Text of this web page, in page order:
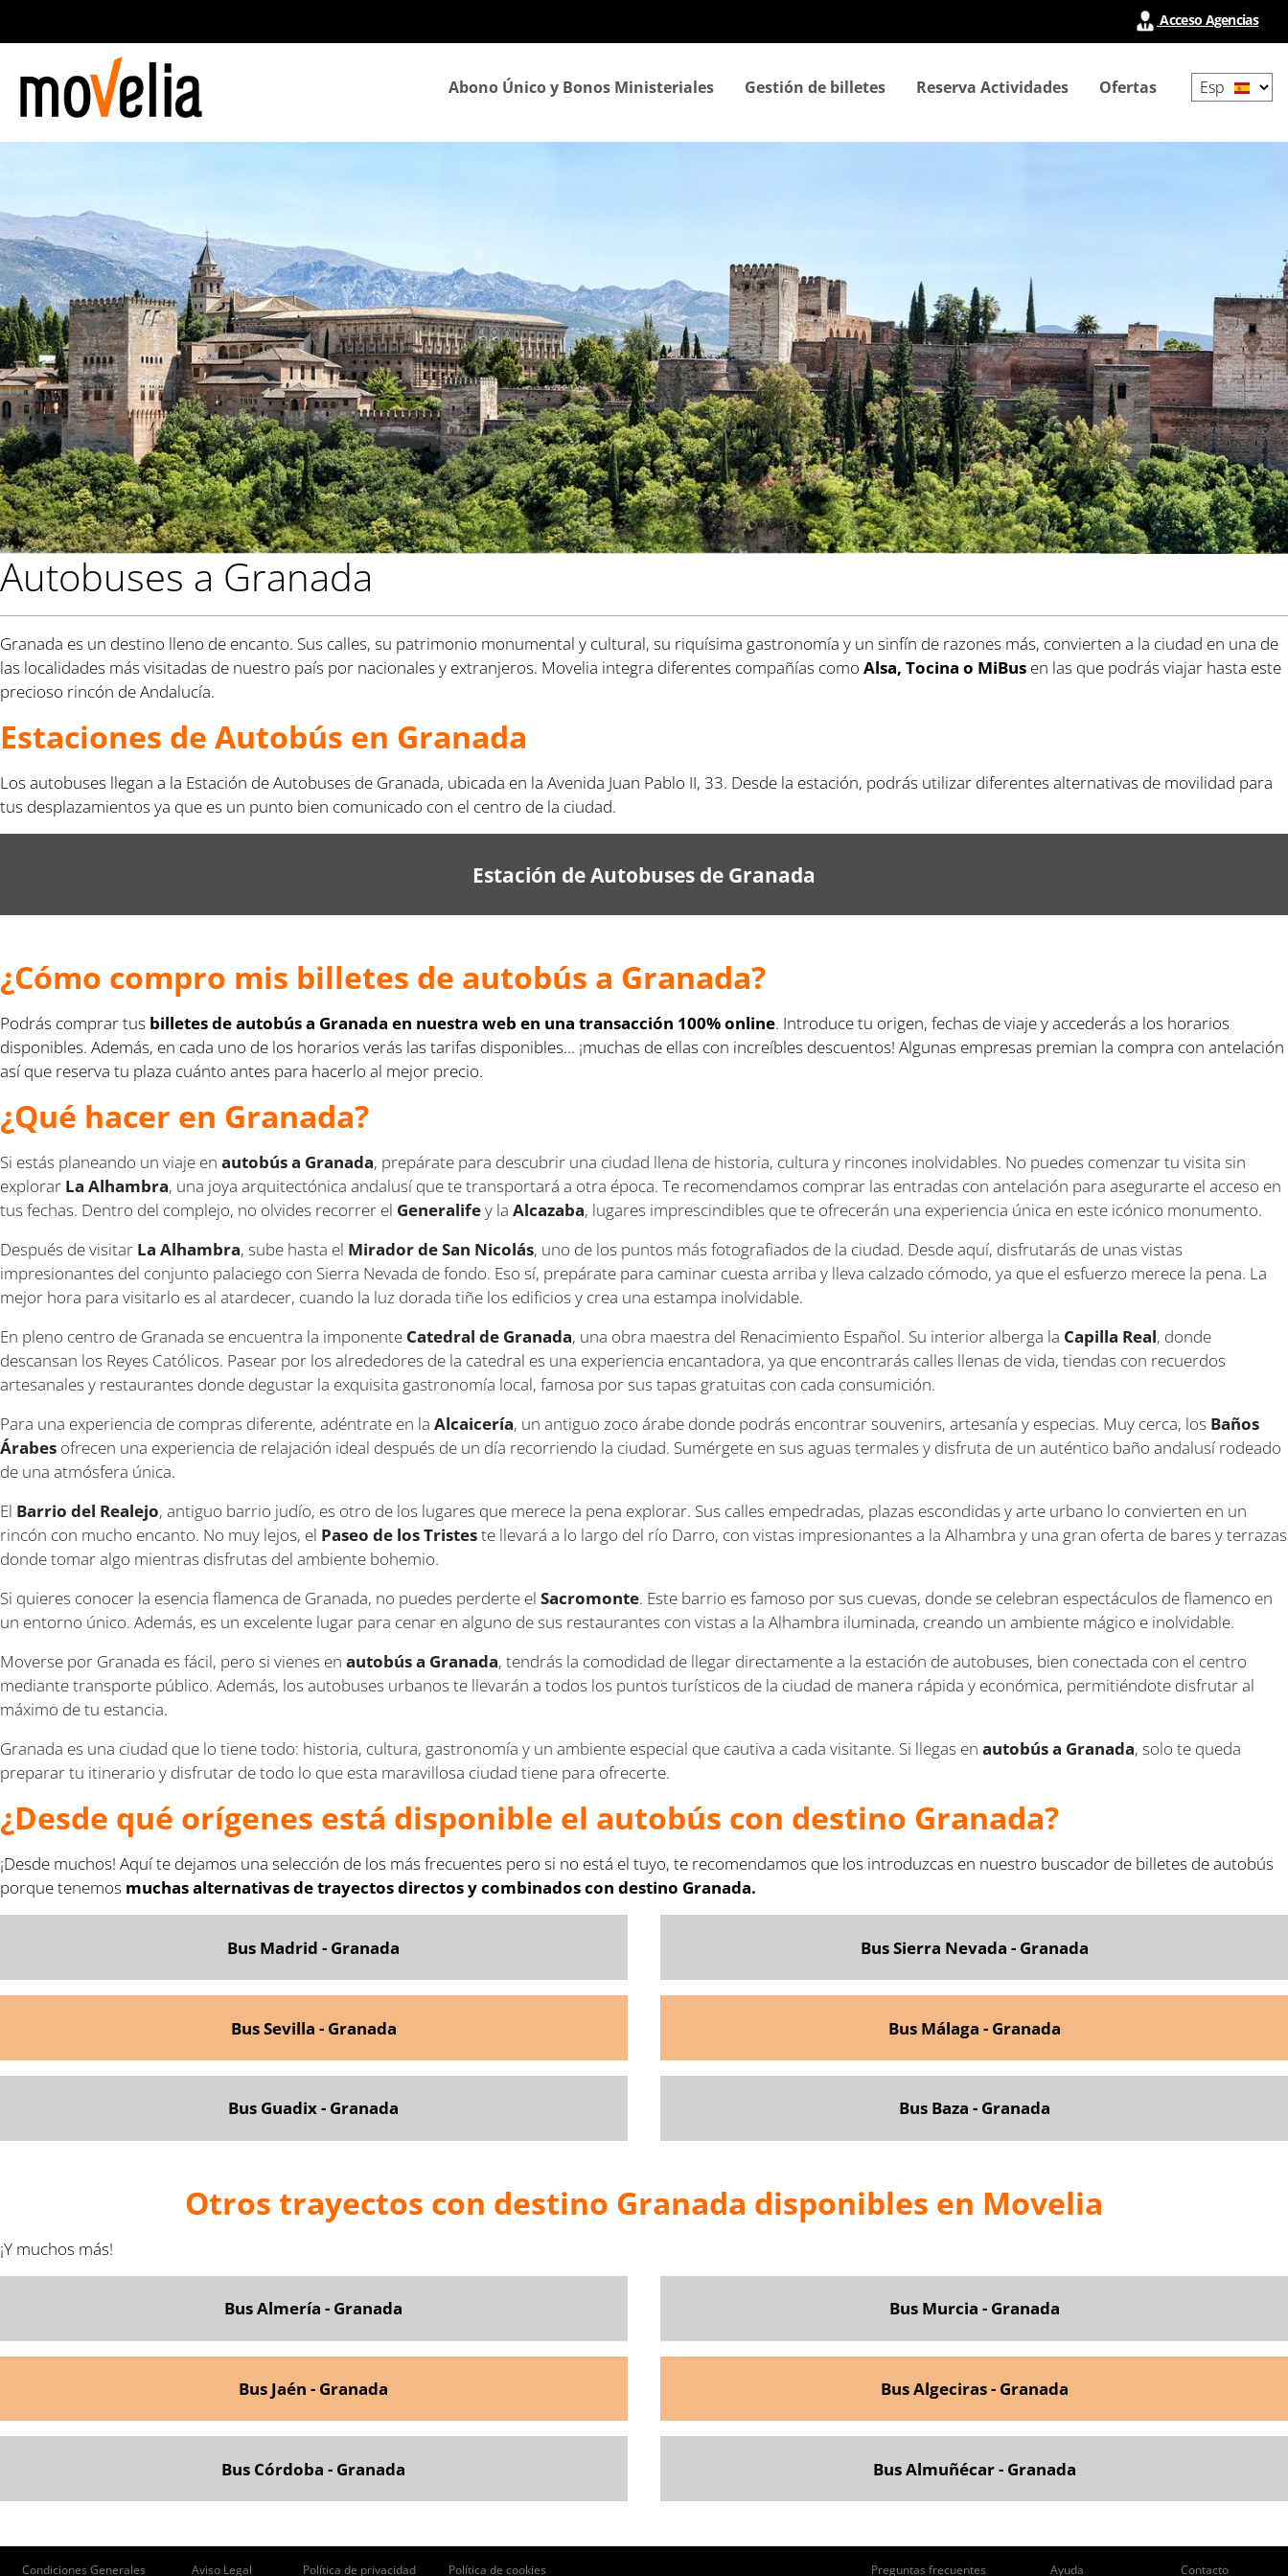
principal
Acceso Agencias
Abono Único y Bonos Ministeriales Gestión de billetes Reserva Actividades Ofertas
your
Autobuses a Granada
Granada es un destino lleno de encanto. Sus calles, su patrimonio monumental y cultural, su riquísima gastronomía y un sinfín de razones más, convierten a la ciudad en una de
las localidades más visitadas de nuestro país por nacionales y extranjeros. Movelia integra diferentes compañías como Alsa, Tocina o MiBus en las que podrás viajar hasta este
precioso rincón de Andalucía.
Estaciones de Autobús en Granada
Los autobuses llegan a la Estación de Autobuses de Granada, ubicada en la Avenida Juan Pablo II, 33. Desde la estación, podrás utilizar diferentes alternativas de movilidad para
tus desplazamientos ya que es un punto bien comunicado con el centro de la ciudad.
Estación de Autobuses de Granada
¿Cómo compro mis billetes de autobús a Granada?
Podrás comprar tus billetes de autobús a Granada en nuestra web en una transacción 100% online. Introduce tu origen, fechas de viaje y accederás a los horarios
disponibles. Además, en cada uno de los horarios verás las tarifas disponibles... ¡muchas de ellas con increíbles descuentos! Algunas empresas premian la compra con antelación
así que reserva tu plaza cuánto antes para hacerlo al mejor precio.
¿Qué hacer en Granada?
Si estás planeando un viaje en autobús a Granada, prepárate para descubrir una ciudad llena de historia, cultura y rincones inolvidables. No puedes comenzar tu visita sin
explorar La Alhambra, una joya arquitectónica andalusí que te transportará a otra época. Te recomendamos comprar las entradas con antelación para asegurarte el acceso en
tus fechas. Dentro del complejo, no olvides recorrer el Generalifey la Alcazaba, lugares imprescindibles que te ofrecerán una experiencia única en este icónico monumento.
Después de visitar La Alhambra, sube hasta el Mirador de San Nicolás, uno de los puntos más fotografiados de la ciudad. Desde aquí, disfrutarás de unas vistas
impresionantes del conjunto palaciego con Sierra Nevada de fondo. Eso sí, prepárate para caminar cuesta arriba y lleva calzado cómodo, ya que el esfuerzo merece la pena. La
mejor hora para visitarlo es al atardecer, cuando la luz dorada tiñe los edificios y crea una estampa inolvidable.
En pleno centro de Granada se encuentra la imponente Catedral de Granada, una obra maestra del Renacimiento Español. Su interior alberga la Capilla Real, donde
descansan los Reyes Católicos. Pasear por los alrededores de la catedral es una experiencia encantadora, ya que encontrarás calles llenas de vida, tiendas con recuerdos
artesanales y restaurantes donde degustar la exquisita gastronomía local, famosa por sus tapas gratuitas con cada consumición.
Para una experiencia de compras diferente, adéntrate en la Alcaicería, un antiguo zoco árabe donde podrás encontrar souvenirs, artesanía y especias. Muy cerca, los Baños
Árabes ofrecen una experiencia de relajación ideal después de un día recorriendo la ciudad. Sumérgete en sus aguas termales y disfruta de un auténtico baño andalusí rodeado
de una atmósfera única.
El Barrio del Realejo, antiguo barrio judío, es otro de los lugares que merece la pena explorar. Sus calles empedradas, plazas escondidas y arte urbano lo convierten en un
rincón con mucho encanto. No muy lejos, el Paseo de los Tristeste llevará a lo largo del río Darro, con vistas impresionantes a la Alhambra y una gran oferta de bares y terrazas
donde tomar algo mientras disfrutas del ambiente bohemio.
Si quieres conocer la esencia flamenca de Granada, no puedes perderte el Sacromonte. Este barrio es famoso por sus cuevas, donde se celebran espectáculos de flamenco en
un entorno único. Además, es un excelente lugar para cenar en alguno de sus restaurantes con vistas a la Alhambra iluminada, creando un ambiente mágico e inolvidable.
Moverse por Granada es fácil, pero si vienes en autobús a Granada, tendrás la comodidad de llegar directamente a la estación de autobuses, bien conectada con el centro
mediante transporte público. Además, los autobuses urbanos te llevarán a todos los puntos turísticos de la ciudad de manera rápida y económica, permitiéndote disfrutar al
máximo de tu estancia.
Granada es una ciudad que lo tiene todo: historia, cultura, gastronomía y un ambiente especial que cautiva a cada visitante. Si llegas en autobús a Granada, solo te queda
preparar tu itinerario y disfrutar de todo lo que esta maravillosa ciudad tiene para ofrecerte.
¿Desde qué orígenes está disponible el autobús con destino Granada?
¡Desde muchos! Aquí te dejamos una selección de los más frecuentes pero si no está el tuyo, te recomendamos que los introduzcas en nuestro buscador de billetes de autobús
porque tenemos muchas alternativas de trayectos directos y combinados con destino Granada.
Bus Madrid - Granada
Bus Sevilla - Granada
Bus Guadix - Granada
Bus Sierra Nevada - Granada
Bus Málaga - Granada
Bus Baza - Granada
Otros trayectos con destino Granada disponibles en Movelia
¡Y muchos más!
Bus Almería - Granada
Bus Jaén - Granada
Bus Córdoba - Granada
Bus Murcia - Granada
Bus Algeciras - Granada
Bus Almuñécar - Granada
Condiciones Generales Aviso Legal Política de privacidad Política de cookies Contacto
Ayuda
Preguntas frecuentes